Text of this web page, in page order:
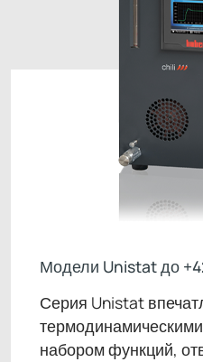
крупномасштабных
термостаты с
-40°C (Unistat 680) и с
кВт при -60°C (Unistat
Динамичные системы
Модели Unistat до
Серия Unistat
набором функций,